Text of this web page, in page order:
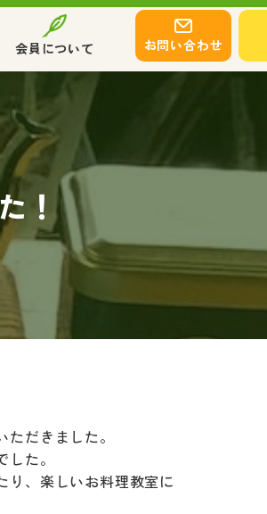
会員について お問い合わせ
！
だきました。
た。
り、楽しいお料理教室に